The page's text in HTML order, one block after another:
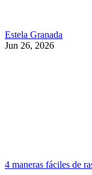
Estela Granada
Jun 26, 2026
4 maneras fáciles de